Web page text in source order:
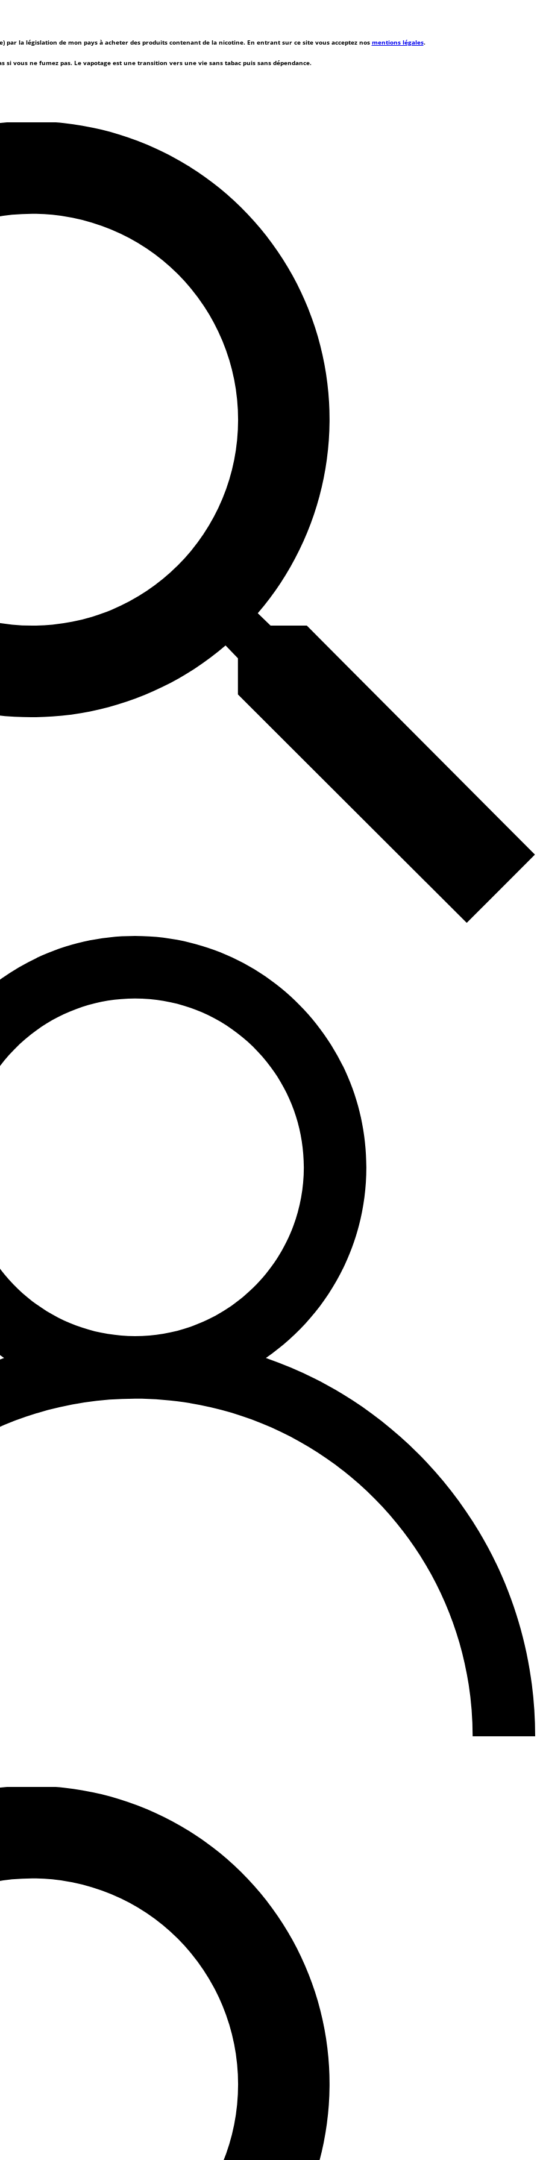
par la législation de mon pays à acheter des produits contenant de la nicotine. En entrant sur ce site vous acceptez nos mentions légales.
si vous ne fumez pas. Le vapotage est une transition vers une vie sans tabac puis sans dépendance.